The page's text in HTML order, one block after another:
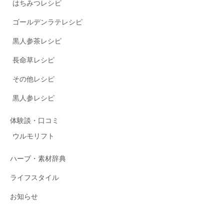
はちみつレシピ
ゴールデンラテレシピ
黒人参茶レシピ
長命草レシピ
その他レシピ
黒人参レシピ
体験談・口コミ
ウルモリフト
ハーブ・素材辞典
ライフスタイル
お知らせ